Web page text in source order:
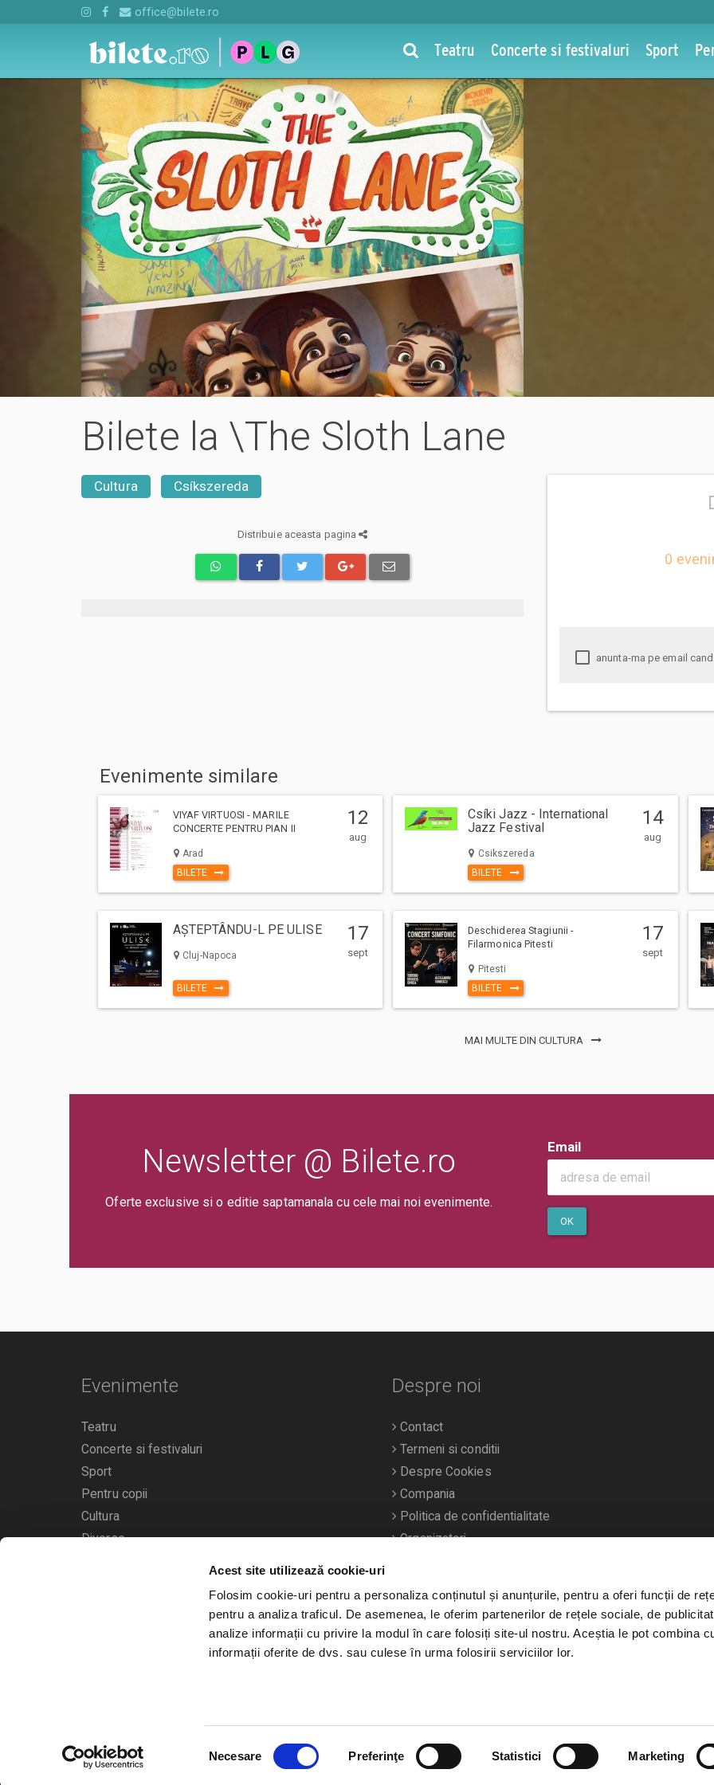
Acest site utilizează cookie-uri
Folosim cookie-uri pentru a personaliza conținutul și anunțurile, pentru a oferi funcții de
pentru a analiza traficul. De asemenea, le oferim partenerilor de rețele sociale, de
analize informații cu privire la modul în care folosiți site-ul nostru. Aceștia le pot combina
informații oferite de dvs. sau culese în urma folosirii serviciilor lor.
consimțământului
Necesare Preferinţe Statistici Marketing
office@bilete.ro
Teatru Concerte si festivaluri Sport
Bilete la \The Sloth Lane
Cultura Csíkszereda
0
Distribuie aceasta pagina
Evenimente similare
VIYAF VIRTUOSI - MARILE
CONCERTE PENTRU PIAN II
Arad
BILETE
12
aug
Csíki Jazz - International
Jazz Festival
Csikszereda
BILETE
14
aug
AȘTEPTÂNDU-L PE ULISE
Cluj-Napoca
BILETE
17
sept
Deschiderea Stagiunii -
Filarmonica Pitesti
Pitesti
BILETE
17
sept
MAI MULTE DIN CULTURA
Newsletter @ Bilete.ro
Oferte exclusive si o editie saptamanala cu cele mai noi evenimente.
Email
OK
Evenimente
Teatru
Concerte si festivaluri
Sport
Pentru copii
Cultura
Diverse
Calendarul evenimentelor
Despre noi
Contact
Termeni si conditii
Despre Cookies
Compania
Politica de confidentialitate
Organizatori
Bilete.ro
A.N.P.C.
O.D.R.